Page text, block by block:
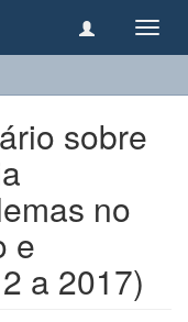
sobre
no
e
a 2017)